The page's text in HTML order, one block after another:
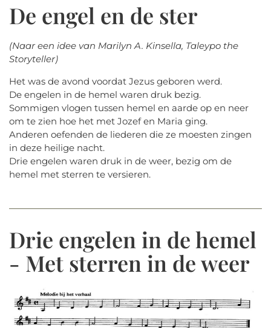
De engel en de ster
(Naar een idee van Marilyn A. Kinsella, Taleypo the
Storyteller)
Het was de avond voordat Jezus geboren werd.
De engelen in de hemel waren druk bezig.
Sommigen vlogen tussen hemel en aarde op en neer
om te zien hoe het met Jozef en Maria ging.
Anderen oefenden de liederen die ze moesten zingen
in deze heilige nacht.
Drie engelen waren druk in de weer, bezig om de
hemel met sterren te versieren.
Drie engelen in de hemel
- Met sterren in de weer